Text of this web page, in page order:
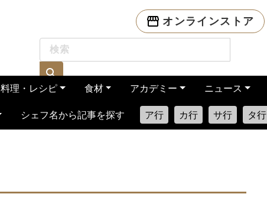
オンラインストア
料理・レシピ 食材 アカデミー ニュース
シェフ名から記事を探す ア行 カ行 サ行 タ行